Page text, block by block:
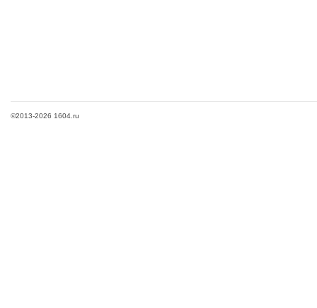
©2013-2026 1604.ru